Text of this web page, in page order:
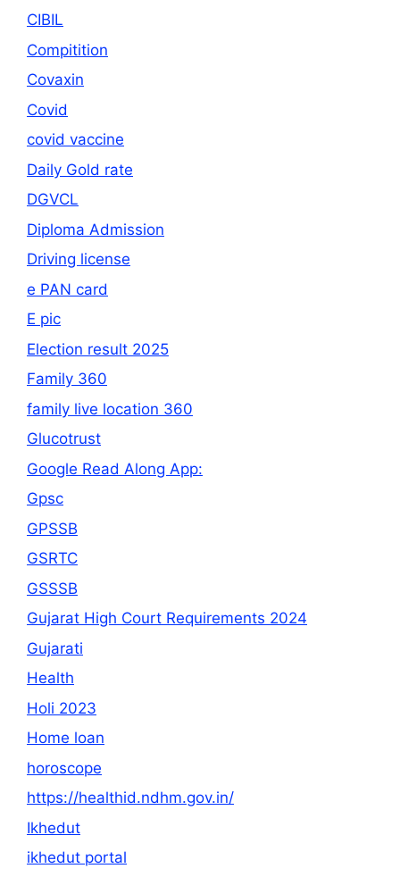
CIBIL
Compitition
Covaxin
Covid
covid vaccine
Daily Gold rate
DGVCL
Diploma Admission
Driving license
e PAN card
E pic
Election result 2025
Family 360
family live location 360
Glucotrust
Google Read Along App:
Gpsc
GPSSB
GSRTC
GSSSB
Gujarat High Court Requirements 2024
Gujarati
Health
Holi 2023
Home loan
horoscope
https://healthid.ndhm.gov.in/
Ikhedut
ikhedut portal